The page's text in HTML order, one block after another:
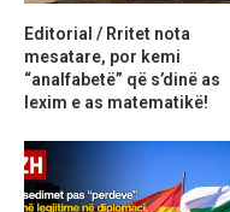
Editorial / Rritet nota
mesatare, por kemi
“analfabetë” që s’dinë as
lexim e as matematikë!